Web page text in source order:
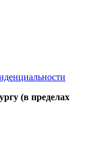
(в пределах